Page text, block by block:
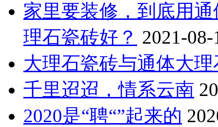
家里要装修，到底用
理石瓷砖好？ 2021-08-
大理石瓷砖与通体大
千里迢迢，情系云南
2020是“聘“”起来的